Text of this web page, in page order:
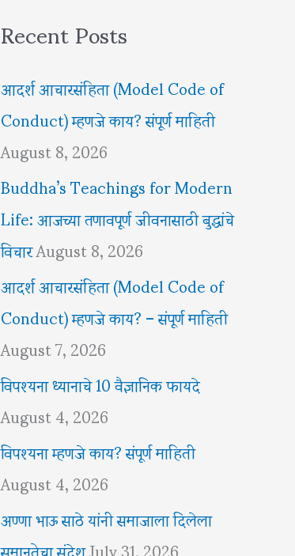
Recent Posts
आदर्श आचारसंहिता (Model Code of
Conduct) म्हणजे काय? संपूर्ण माहिती
August 8, 2026
Buddha’s Teachings for Modern
Life: आजच्या तणावपूर्ण जीवनासाठी बुद्धांचे
विचारAugust 8, 2026
आदर्श आचारसंहिता (Model Code of
Conduct) म्हणजे काय? – संपूर्ण माहिती
August 7, 2026
विपश्यना ध्यानाचे 10 वैज्ञानिक फायदे
August 4, 2026
विपश्यना म्हणजे काय? संपूर्ण माहिती
August 4, 2026
अण्णा भाऊ साठे यांनी समाजाला दिलेला